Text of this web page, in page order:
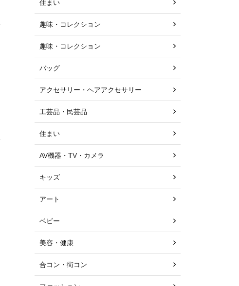
住まい
趣味・コレクション
趣味・コレクション
バッグ
アクセサリー・ヘアアクセサリー
工芸品・民芸品
住まい
AV機器・TV・カメラ
キッズ
アート
ベビー
美容・健康
合コン・街コン